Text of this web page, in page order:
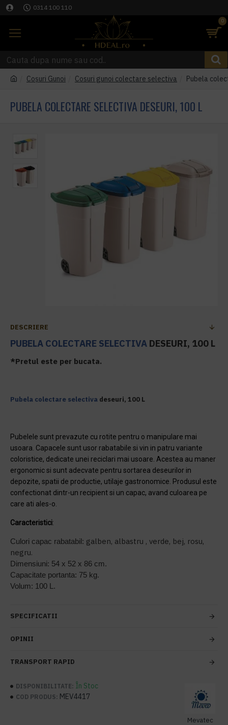
0314 100 110
0
Coşuri Gunoi Cosuri gunoi colectare selectiva Pubela
PUBELA COLECTARE SELECTIVA DESEURI, 100 L
DESCRIERE
PUBELA COLECTARE SELECTIVA DESEURI, 100 L
*Pretul este per bucata.
Pubela colectare selectiva deseuri, 100 L
Pubelele sunt prevazute cu rotite pentru o manipulare mai
usoara. Capacele sunt usor rabatabile si vin in patru variante
coloristice, dedicate unei reciclari mai usoare. Acestea au maner
ergonomic si sunt adecvate pentru sortarea deseurilor in
depozite, spatii de productie, utilaje gastronomice. Produsul este
confectionat dintr-un recipient si un capac, avand culoarea pe
care ati ales-o.
Caracteristici:
Culori capac rabatabil: galben, albastru , verde, bej, rosu,
negru.
Dimensiuni: 54 x 52 x 86 cm.
Capacitate portanta: 75 kg.
Volum: 100 L.
SPECIFICATII
OPINII
TRANSPORT RAPID
DISPONIBILITATE: În Stoc
COD PRODUS: MEV4417
Mevatec